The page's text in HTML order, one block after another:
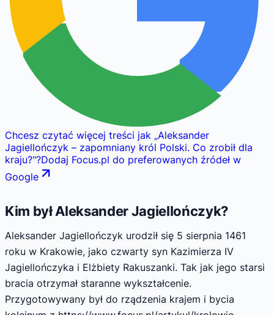
Chcesz czytać więcej treści jak „Aleksander
Jagiellończyk – zapomniany król Polski. Co zrobił dla
kraju?"?Dodaj Focus.pl do preferowanych źródeł w
Google
Kim był Aleksander Jagiellończyk?
Aleksander Jagiellończyk urodził się 5 sierpnia 1461
roku w Krakowie, jako czwarty syn Kazimierza IV
Jagiellończyka i Elżbiety Rakuszanki. Tak jak jego starsi
bracia otrzymał staranne wykształcenie.
Przygotowywany był do rządzenia krajem i bycia